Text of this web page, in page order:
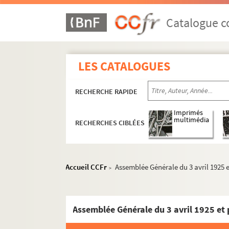
Catalogue
LES CATALOGUES
RECHERCHE RAPIDE
RECHERCHES CIBLÉES
Imprimés
multimédia
Accueil CCFr > Assemblée Générale du 3 avril
Ms 62. Boîte 62 : Exercices de 1893 à 1894
Ms 63. Boîte 63 : Exercices de 1894 à 1895
Ms 64. Boîte 64 : Exercices de 1895 à 1896
Ms 66. Boîte 66 : Exercices de 1897 à 1898
Ms 67. Boîte 67 : Exercices de 1898 à 1899
Ms 68. Boîte 68 : Exercices de 1899 à 1900
Ms 69. Boîte 69 : Exercices de 1900 à 1901
Ms 70. Boîte 70 : Exercices de 1901 à 1902
Ms 71. Boîte 71 : Exercices de 1902 à 1903
Ms 74. Boîte 74 : Exercices de 1906 à 1907
Ms 75. Boîte 75 : Exercices de 1907 à 1908